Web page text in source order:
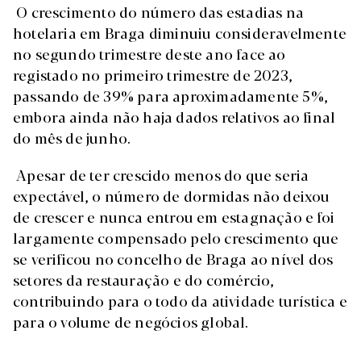
O crescimento do número das estadias na
hotelaria em Braga diminuiu consideravelmente
no segundo trimestre deste ano face ao
registado no primeiro trimestre de 2023,
passando de 39% para aproximadamente 5%,
embora ainda não haja dados relativos ao final
do mês de junho.
Apesar de ter crescido menos do que seria
expectável, o número de dormidas não deixou
de crescer e nunca entrou em estagnação e foi
largamente compensado pelo crescimento que
se verificou no concelho de Braga ao nível dos
setores da restauração e do comércio,
contribuindo para o todo da atividade turística e
para o volume de negócios global.